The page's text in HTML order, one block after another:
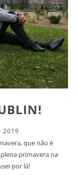
2019
que não é
primavera na
por lá!